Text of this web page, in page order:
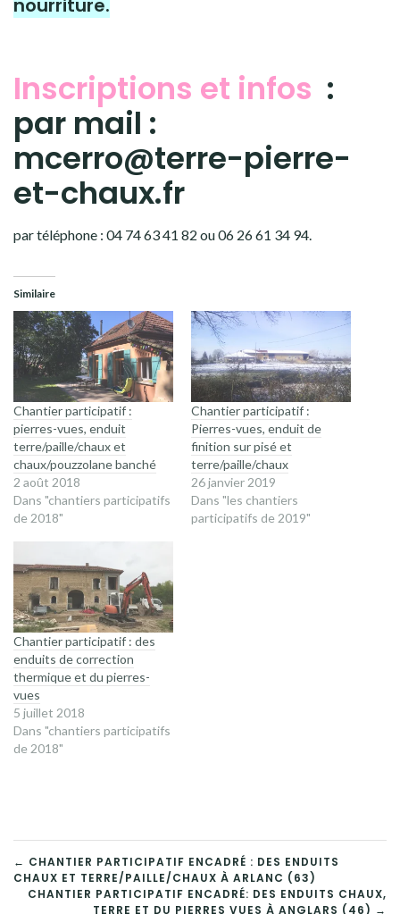
Inscriptions et infos :
par mail :
mcerro@terre-pierre-
et-chaux.fr
par téléphone : 04 74 63 41 82 ou 06 26 61 34 94.
Similaire
Chantier participatif :
pierres-vues, enduit
terre/paille/chaux et
chaux/pouzzolane banché
2 août 2018
Dans "chantiers participatifs
de 2018"
Chantier participatif :
Pierres-vues, enduit de
finition sur pisé et
terre/paille/chaux
26 janvier 2019
Dans "les chantiers
participatifs de 2019"
Chantier participatif : des
enduits de correction
thermique et du pierres-
vues
5 juillet 2018
Dans "chantiers participatifs
de 2018"
NAVIGATION
DE
← CHANTIER PARTICIPATIF ENCADRÉ : DES ENDUITS
CHAUX ET TERRE/PAILLE/CHAUX À ARLANC (63)
CHANTIER PARTICIPATIF ENCADRÉ: DES ENDUITS CHAUX,
TERRE ET DU PIERRES VUES À ANGLARS (46) →